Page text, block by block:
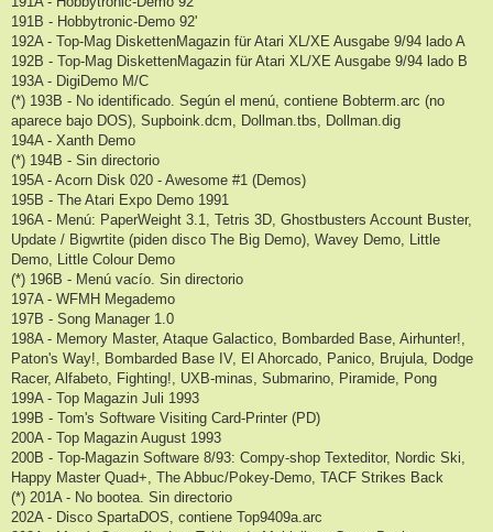
191B - Hobbytronic-Demo 92'
192A - Top-Mag DiskettenMagazin für Atari XL/XE Ausgabe 9/94 lado A
192B - Top-Mag DiskettenMagazin für Atari XL/XE Ausgabe 9/94 lado B
193A - DigiDemo M/C
(*) 193B - No identificado. Según el menú, contiene Bobterm.arc (no
aparece bajo DOS), Supboink.dcm, Dollman.tbs, Dollman.dig
194A - Xanth Demo
(*) 194B - Sin directorio
195A - Acorn Disk 020 - Awesome #1 (Demos)
195B - The Atari Expo Demo 1991
196A - Menú: PaperWeight 3.1, Tetris 3D, Ghostbusters Account Buster,
Update / Bigwrtite (piden disco The Big Demo), Wavey Demo, Little
Demo, Little Colour Demo
(*) 196B - Menú vacío. Sin directorio
197A - WFMH Megademo
197B - Song Manager 1.0
198A - Memory Master, Ataque Galactico, Bombarded Base, Airhunter!,
Paton's Way!, Bombarded Base IV, El Ahorcado, Panico, Brujula, Dodge
Racer, Alfabeto, Fighting!, UXB-minas, Submarino, Piramide, Pong
199A - Top Magazin Juli 1993
199B - Tom's Software Visiting Card-Printer (PD)
200A - Top Magazin August 1993
200B - Top-Magazin Software 8/93: Compy-shop Texteditor, Nordic Ski,
Happy Master Quad+, The Abbuc/Pokey-Demo, TACF Strikes Back
(*) 201A - No bootea. Sin directorio
202A - Disco SpartaDOS, contiene Top9409a.arc